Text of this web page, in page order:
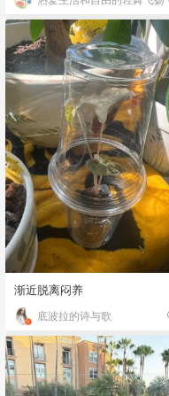
渐近脱离闷养
底波拉的诗与歌